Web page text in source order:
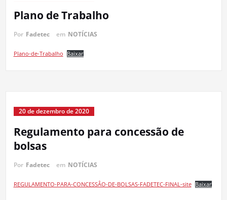
Plano de Trabalho
Por Fadetec em NOTÍCIAS
Plano-de-Trabalho Baixar
20 de dezembro de 2020
Regulamento para concessão de
bolsas
Por Fadetec em NOTÍCIAS
REGULAMENTO-PARA-CONCESSÂO-DE-BOLSAS-FADETEC-FINAL-site Baixar